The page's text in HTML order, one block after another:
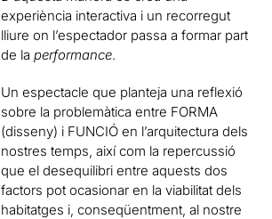
experiència interactiva i un recorregut
lliure on l’espectador passa a formar part
de laperformance.
Un espectacle que planteja una reflexió
sobre la problemàtica entre FORMA
(disseny) i FUNCIÓ en l’arquitectura dels
nostres temps, així com la repercussió
que el desequilibri entre aquests dos
factors pot ocasionar en la viabilitat dels
habitatges i, conseqüentment, al nostre